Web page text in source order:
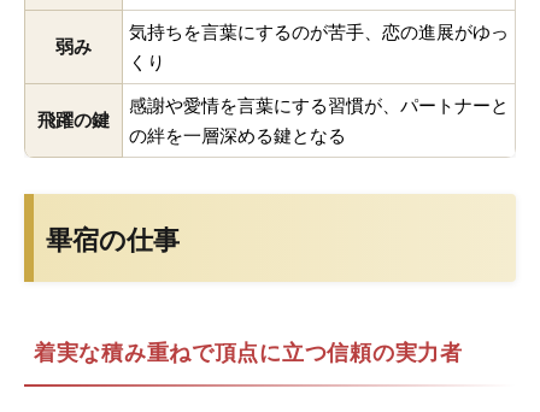
弱み
気持ちを言葉にするのが苦手、恋の進展がゆっ
くり
飛躍の鍵
感謝や愛情を言葉にする習慣が、パートナーと
の絆を一層深める鍵となる
畢宿の仕事
着実な積み重ねで頂点に立つ信頼の実力者